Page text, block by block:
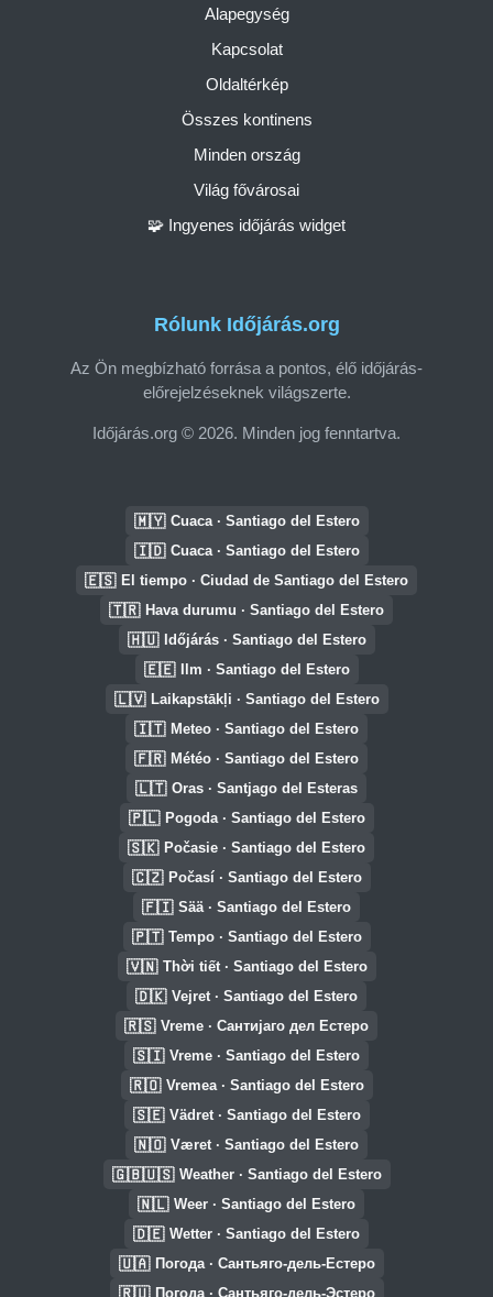
Rólunk Időjárás.org
Az Ön megbízható forrása a pontos, élő időjárás-
előrejelzéseknek világszerte.
Időjárás.org © 2026. Minden jog fenntartva.
Alapegység
Kapcsolat
Oldaltérkép
Összes kontinens
Minden ország
Világ fővárosai
🧩 Ingyenes időjárás widget
🇲🇾 Cuaca · Santiago del Estero
🇮🇩 Cuaca · Santiago del Estero
🇪🇸 El tiempo · Ciudad de Santiago del Estero
🇹🇷 Hava durumu · Santiago del Estero
🇭🇺 Időjárás · Santiago del Estero
🇪🇪 Ilm · Santiago del Estero
🇱🇻 Laikapstākļi · Santiago del Estero
🇮🇹 Meteo · Santiago del Estero
🇫🇷 Météo · Santiago del Estero
🇱🇹 Oras · Santjago del Esteras
🇵🇱 Pogoda · Santiago del Estero
🇸🇰 Počasie · Santiago del Estero
🇨🇿 Počasí · Santiago del Estero
🇫🇮 Sää · Santiago del Estero
🇵🇹 Tempo · Santiago del Estero
🇻🇳 Thời tiết · Santiago del Estero
🇩🇰 Vejret · Santiago del Estero
🇷🇸 Vreme · Сантијаго дел Естеро
🇸🇮 Vreme · Santiago del Estero
🇷🇴 Vremea · Santiago del Estero
🇸🇪 Vädret · Santiago del Estero
🇳🇴 Været · Santiago del Estero
🇬🇧🇺🇸 Weather · Santiago del Estero
🇳🇱 Weer · Santiago del Estero
🇩🇪 Wetter · Santiago del Estero
🇺🇦 Погода · Сантьяго-дель-Естеро
🇷🇺 Погода · Сантьяго-дель-Эстеро